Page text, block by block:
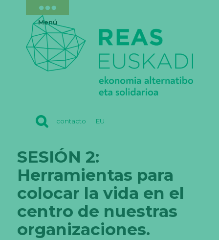
contacto EU
Menú
SESIÓN 2:
Herramientas para
colocar la vida en el
centro de nuestras
organizaciones.